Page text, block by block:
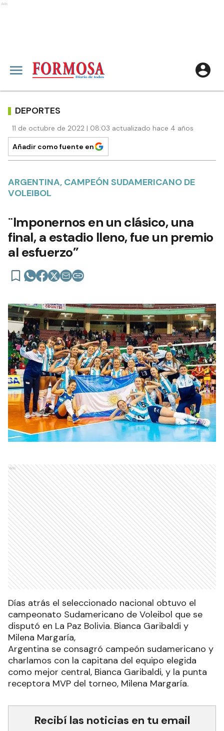
Ads
DEPORTES
11 de octubre de 2022 | 08:03 actualizado hace 4 años
Añadir como fuente en
ARGENTINA, CAMPEÓN SUDAMERICANO DE
VOLEIBOL
¨Imponernos en un clásico, una
final, a estadio lleno, fue un premio
al esfuerzo”
Ads
Días atrás el seleccionado nacional obtuvo el
campeonato Sudamericano de Voleibol que se
disputó en La Paz Bolivia. Bianca Garibaldi y
Milena Margaría,
Argentina se consagró campeón sudamericano y
charlamos con la capitana del equipo elegida
como mejor central, Bianca Garibaldi, y la punta
receptora MVP del torneo, Milena Margaría.
Recibí las noticias en tu email